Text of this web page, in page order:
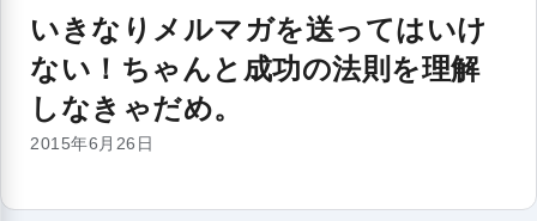
いきなりメルマガを送ってはいけ
ない！ちゃんと成功の法則を理解
しなきゃだめ。
2015年6月26日